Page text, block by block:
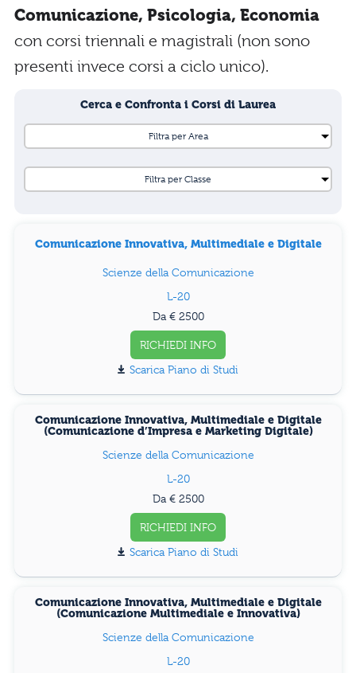
Comunicazione, Psicologia, Economia
con corsi triennali e magistrali (non sono
presenti invece corsi a ciclo unico).
Cerca e Confronta i Corsi di Laurea
Comunicazione Innovativa, Multimediale e Digitale
Scienze della Comunicazione
L-20
Da € 2500
RICHIEDI INFO
Piano di Studi
Comunicazione Innovativa, Multimediale e Digitale
(Comunicazione d’Impresa e Marketing Digitale)
Scienze della Comunicazione
L-20
Da € 2500
RICHIEDI INFO
Piano di Studi
Comunicazione Innovativa, Multimediale e Digitale
(Comunicazione Multimediale e Innovativa)
Scienze della Comunicazione
L-20